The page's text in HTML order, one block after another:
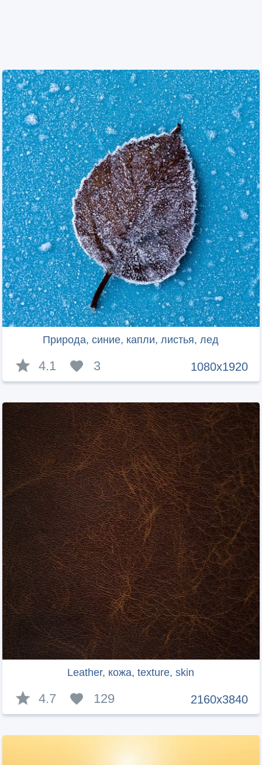
Природа, синие, капли, листья, лед
1080x1920
4.1 3
Leather, кожа, texture, skin
2160x3840
4.7 129